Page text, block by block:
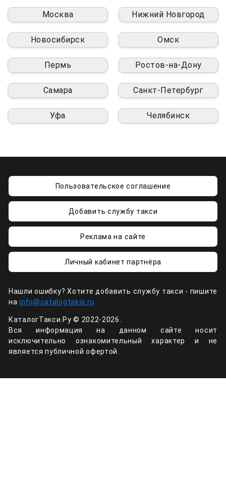
Москва Нижний Новгород
Новосибирск Омск
Пермь Ростов-на-Дону
Самара Санкт-Петербург
Уфа Челябинск
Пользовательское соглашение
Добавить службу такси
Реклама на сайте
Личный кабинет партнёра
Нашли ошибку? Хотите добавить службу такси - пишите
наinfo@catalogtaksi.ru
КаталогТакси.Ру © 2022-2026.
Вся информация на данном сайте носит
исключительно ознакомительный характер и не
является публичной офертой.